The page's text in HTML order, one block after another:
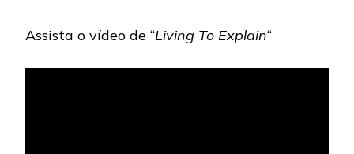
Assista o vídeo de “Living To Explain“